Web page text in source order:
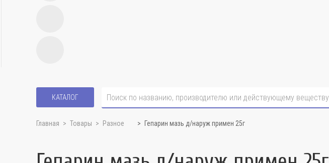
КАТАЛОГ
Главная Товары Разное Гепарин мазь д/наруж примен 25г